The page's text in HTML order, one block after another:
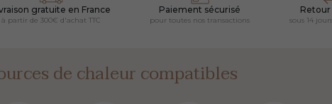
gratuite en France
à partir de 300€ d'achat TTC
Paiement sécurisé
pour toutes nos transactions sous 14
de chaleur compatibles